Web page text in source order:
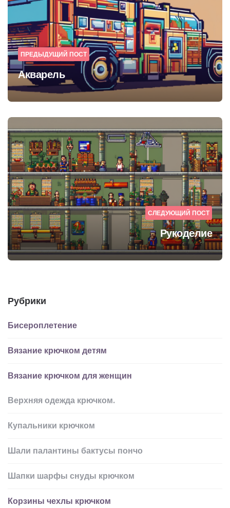
ПРЕДЫДУЩИЙ ПОСТ
Акварель
СЛЕДУЮЩИЙ ПОСТ
Рукоделие
Рубрики
Бисероплетение
Вязание крючком детям
Вязание крючком для женщин
Верхняя одежда крючком.
Купальники крючком
Шали палантины бактусы пончо
Шапки шарфы снуды крючком
Корзины чехлы крючком